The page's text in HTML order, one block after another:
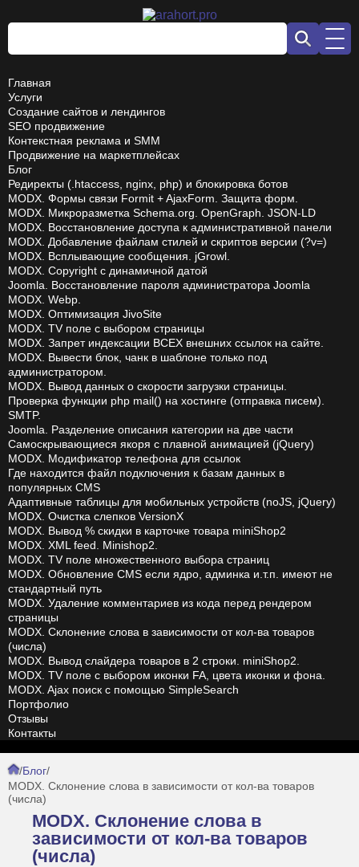
Главная
Услуги
Создание сайтов и лендингов
SEO продвижение
Контекстная реклама и SMM
Продвижение на маркетплейсах
Блог
Редиректы (.htaccess, nginx, php) и блокировка ботов
MODX. Формы связи Formit + AjaxForm. Защита форм.
MODX. Микроразметка Schema.org. OpenGraph. JSON-LD
MODX. Восстановление доступа к административной панели
MODX. Добавление файлам стилей и скриптов версии (?v=)
MODX. Всплывающие сообщения. jGrowl.
MODX. Copyright с динамичной датой
Joomla. Восстановление пароля администратора Joomla
MODX. Webp.
MODX. Оптимизация JivoSite
MODX. TV поле с выбором страницы
MODX. Запрет индексации ВСЕХ внешних ссылок на сайте.
MODX. Вывести блок, чанк в шаблоне только под
администратором.
MODX. Вывод данных о скорости загрузки страницы.
Проверка функции php mail() на хостинге (отправка писем).
SMTP.
Joomla. Разделение описания категории на две части
Самоскрывающиеся якоря с плавной анимацией (jQuery)
MODX. Модификатор телефона для ссылок
Где находится файл подключения к базам данных в
популярных CMS
Адаптивные таблицы для мобильных устройств (noJS, jQuery)
MODX. Очистка слепков VersionX
MODX. Вывод % скидки в карточке товара miniShop2
MODX. XML feed. Minishop2.
MODX. TV поле множественного выбора страниц
MODX. Обновление CMS если ядро, админка и.т.п. имеют не
стандартный путь
MODX. Удаление комментариев из кода перед рендером
страницы
MODX. Склонение слова в зависимости от кол-ва товаров
(числа)
MODX. Вывод слайдера товаров в 2 строки. miniShop2.
MODX. TV поле с выбором иконки FA, цвета иконки и фона.
MODX. Ajax поиск с помощью SimpleSearch
Портфолио
Отзывы
Контакты
/Блог/
MODX. Склонение слова в зависимости от кол-ва товаров
(числа)
MODX. Склонение слова в
зависимости от кол-ва товаров
(числа)